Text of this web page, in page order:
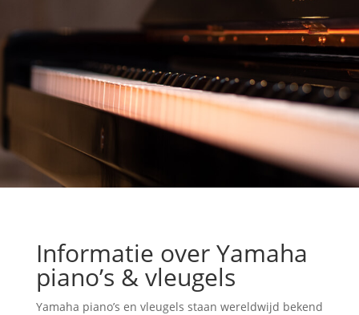
Informatie over Yamaha
piano’s & vleugels
Yamaha piano’s en vleugels staan wereldwijd bekend